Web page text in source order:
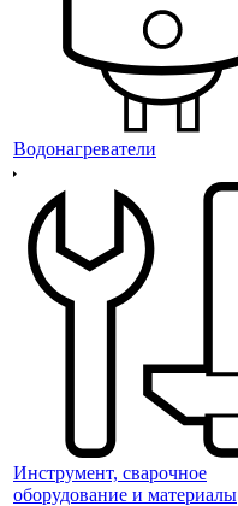
Водонагреватели
Инструмент, сварочное
оборудование и материалы